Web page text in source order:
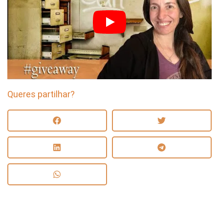
Queres partilhar?